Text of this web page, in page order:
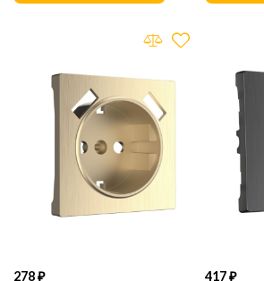
278 417